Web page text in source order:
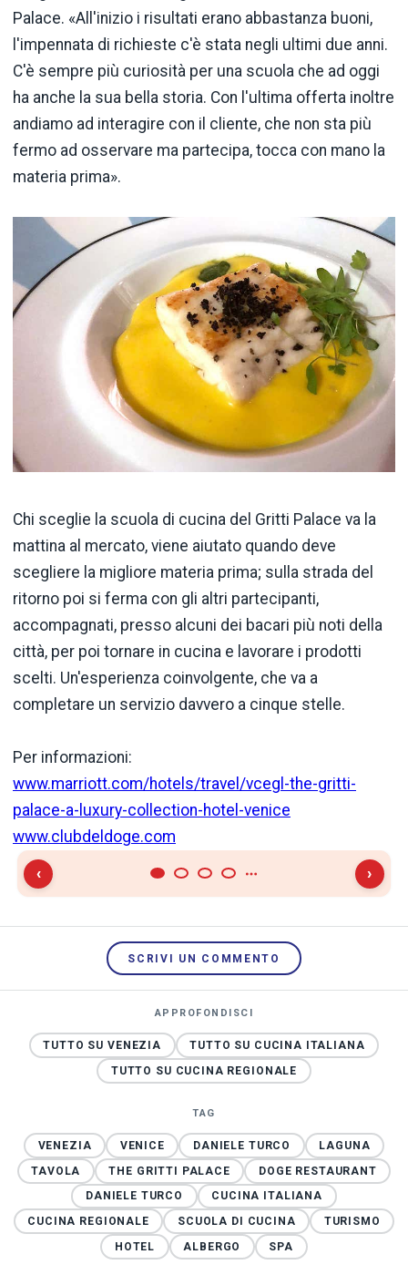
Palace. «All'inizio i risultati erano abbastanza buoni,
l'impennata di richieste c'è stata negli ultimi due anni.
C'è sempre più curiosità per una scuola che ad oggi
ha anche la sua bella storia. Con l'ultima offerta inoltre
andiamo ad interagire con il cliente, che non sta più
fermo ad osservare ma partecipa, tocca con mano la
materia prima».
Chi sceglie la scuola di cucina del Gritti Palace va la
mattina al mercato, viene aiutato quando deve
scegliere la migliore materia prima; sulla strada del
ritorno poi si ferma con gli altri partecipanti,
accompagnati, presso alcuni dei bacari più noti della
città, per poi tornare in cucina e lavorare i prodotti
scelti. Un'esperienza coinvolgente, che va a
completare un servizio davvero a cinque stelle.
Per informazioni:
www.marriott.com/hotels/travel/vcegl-the-gritti-
palace-a-luxury-collection-hotel-venice
www.clubdeldoge.com
‹ ›
SCRIVI UN COMMENTO
APPROFONDISCI
TUTTO SU VENEZIA
TUTTO SU CUCINA ITALIANA
TUTTO SU CUCINA REGIONALE
TAG
VENEZIA VENICE DANIELE TURCO
LAGUNA
TAVOLA
THE GRITTI PALACE
DOGE RESTAURANT
DANIELE TURCO
CUCINA ITALIANA
CUCINA REGIONALE
SCUOLA DI CUCINA
TURISMO
HOTEL
ALBERGO SPA